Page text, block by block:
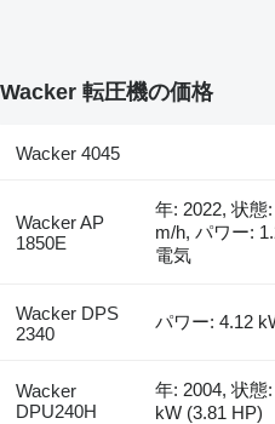
Wacker 転圧機の価格
Wacker 4045
Wacker AP
1850E
年: 2022, 状態
m/h, パワー:
電気
Wacker DPS
2340
パワー: 4.12
Wacker
DPU240H
年: 2004, 状態
kW (3.81 HP)